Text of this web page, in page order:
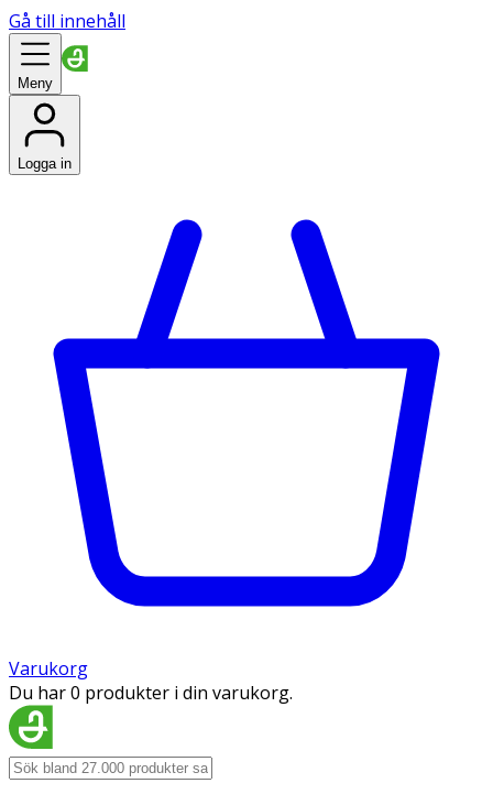
Gå till innehåll
Meny
Logga in
Varukorg
Du har 0 produkter i din varukorg.